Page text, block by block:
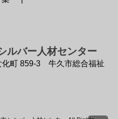
ルバー人材センター
化町 859-3 牛久市総合福祉